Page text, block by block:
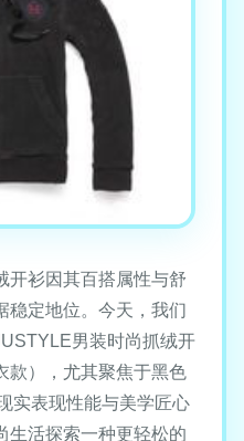
开衫因其百搭属性与舒
稳定地位。今天，我们
男装时尚抓绒开
款），尤其聚焦于黑色
实表现性能与美学匠心
生活探索一种更轻松的